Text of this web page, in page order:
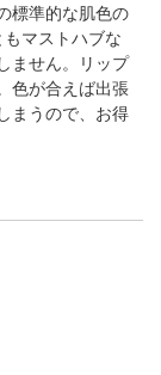
標準的な肌色の
マストハブな
ません。リップ
色が合えば出張
まうので、お得